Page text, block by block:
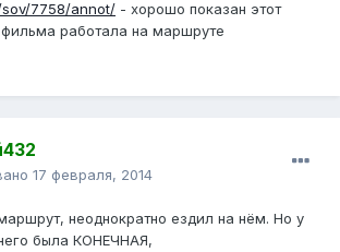
7758/annot/ - хорошо показан этот
работала на маршруте
17 февраля, 2014
неоднократно ездил на нём. Но у
была КОНЕЧНАЯ,